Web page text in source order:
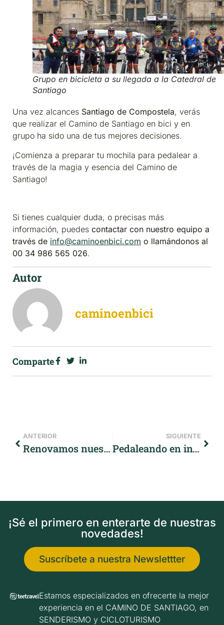
Grupo en bicicleta a su llegada a la Catedral de
Santiago
Una vez alcances Santiago de Compostela, verás
que realizar el Camino de Santiago en bici y en
grupo ha sido una de tus mejores decisiones.
¡Comienza a preparar tu mochila para pedalear a
través de la magia y esencia del Camino de
Santiago!
Si tienes cualquier duda, o precisas más
información, puedes contactar con nuestro equipo a
través de info@caminoenbici.com o llamándonos al
00 34 986 565 026.
Autor
caminoenbici
Comparte
ANTERIOR
Renovamos nuestras bicicletas de alquiler
SIGUIENTE
Pedaleando en invierno
¡Sé el primero en enterarte de nuestras
novedades!
Suscríbete a nuestra Newslettter
Estamos especializados en ofrecerte la mejor
experiencia en el CAMINO DE SANTIAGO, en
SENDERISMO y CICLOTURISMO